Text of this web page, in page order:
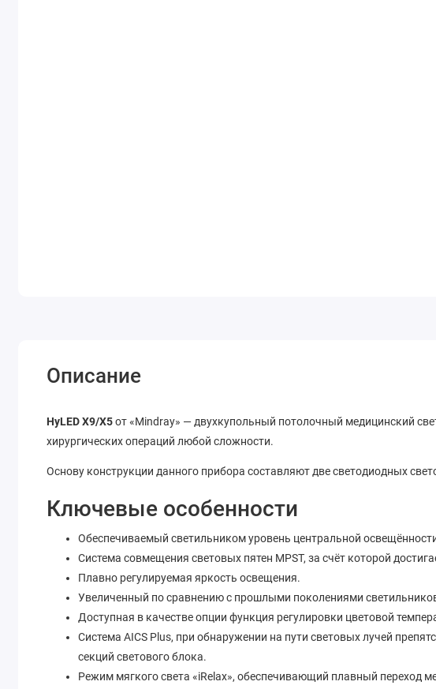
Описание
HyLED X9/X5от «Mindray» — двухкупольный потолочный медицинский
хирургических операций любой сложности.
Основу конструкции данного прибора составляют две светодиодных
Ключевые особенности
Обеспечиваемый светильником уровень центральной
Система совмещения световых пятен MPST, за счёт которой
Плавно регулируемая яркость освещения.
Увеличенный по сравнению с прошлыми поколениями
Доступная в качестве опции функция регулировки цветовой
Система AICS Plus, при обнаружении на пути световых лучей
секций светового блока.
Режим мягкого света «iRelax», обеспечивающий плавный